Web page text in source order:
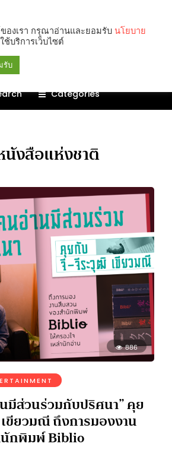
Categories
นังสือแห่งชาติ
886
มีส่วนร่วมกับปริศนา” คุย
ขียวมณี ถึงการมองงาน
กพิมพ์ Biblio
องเรา กรุณาอ่านและยอมรับ นโยบาย
ช้บริการเว็บไซต์
รับ